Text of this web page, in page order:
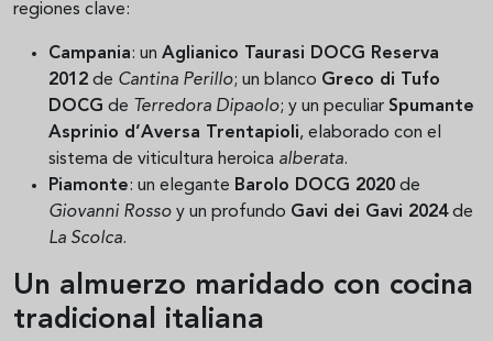
regiones clave:
Campania: un Aglianico Taurasi DOCG Reserva
2012 de Cantina Perillo; un blanco Greco di Tufo
DOCG de Terredora Dipaolo; y un peculiar Spumante
Asprinio d’Aversa Trentapioli, elaborado con el
sistema de viticultura heroica alberata.
Piamonte: un elegante Barolo DOCG 2020 de
Giovanni Rosso y un profundo Gavi dei Gavi 2024de
La Scolca.
Un almuerzo maridado con cocina
tradicional italiana